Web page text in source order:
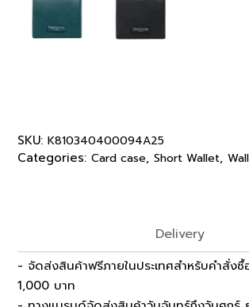
SKU: K810340400094A25
Categories: Card case, Short Wallet,
Delivery
- จัดส่งสินค้าฟรีภายในประเทศสำหรับคำสั่ง
1,000 บาท